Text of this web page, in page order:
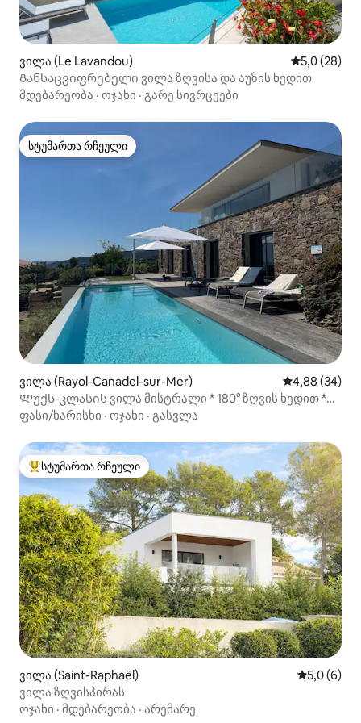
ვილა (Le Lavandou) საშუალო
5,0 (28)
Განსაცვიფრებელი ვილა ზღვისა და აუზის ხედით
მდებარეობა · ოჯახი · გარე სივრცეები
სტუმართა რჩეული
სტუმართა რჩეული
ვილა (Rayol-Canadel-sur-Mer) საშუალო
4,88 (34)
Ლუქს-კლასის ვილა მისტრალი * 180° ზღვის ხედით *
აუზი * 170მ2
ფასი/ხარისხი · ოჯახი · გასვლა
სტუმართა რჩეული მოწინავე ვარიანტი
სტუმართა რჩეული
ვილა (Saint-Raphaël) საშუალო
5,0 (6)
ვილა ზღვისპირას
ოჯახი · მდებარეობა · არემარე